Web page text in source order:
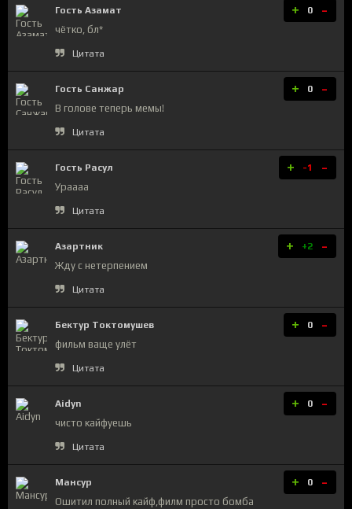
Гость Азамат + 0 -
чётко, бл*
Цитата
Гость Санжар + 0 -
В голове теперь мемы!
Цитата
Гость Расул + -1 -
Ураааа
Цитата
Азартник + +2 -
Жду с нетерпением
Цитата
Бектур Токтомушев + 0 -
фильм ваще улёт
Цитата
Aidyn + 0 -
чисто кайфуешь
Цитата
Мансур + 0 -
Ошитил полный кайф,филм просто бомба